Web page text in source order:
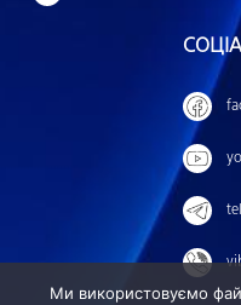
Ми використовуємо